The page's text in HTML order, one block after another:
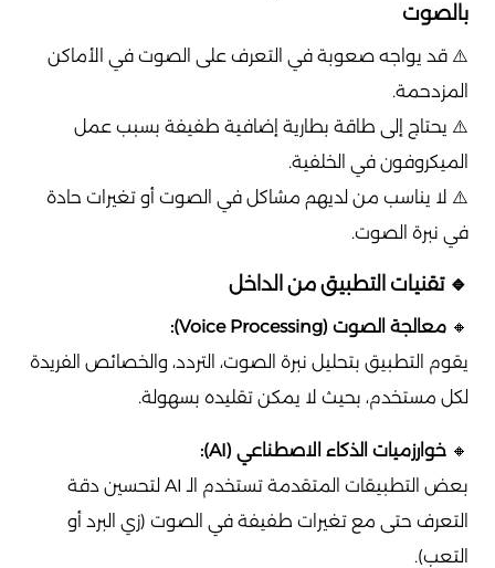
بالصوت
⚠️ قد يواجه صعوبة في التعرف على الصوت في الأماكن
المزدحمة.
⚠️ يحتاج إلى طاقة بطارية إضافية طفيفة بسبب عمل
الميكروفون في الخلفية.
⚠️ لا يناسب من لديهم مشاكل في الصوت أو تغيرات حادة
في نبرة الصوت.
🔹 تقنيات التطبيق من الداخل
🔸 معالجة الصوت (Voice Processing):
يقوم التطبيق بتحليل نبرة الصوت، التردد، والخصائص الفريدة
لكل مستخدم، بحيث لا يمكن تقليده بسهولة.
🔸 خوارزميات الذكاء الاصطناعي (AI):
بعض التطبيقات المتقدمة تستخدم الـ AI لتحسين دقة
التعرف حتى مع تغيرات طفيفة في الصوت (زي البرد أو
التعب).